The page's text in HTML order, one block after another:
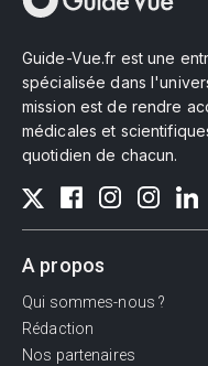
Guide-Vue.fr est une
spécialisée dans
mission est de rendre
médicales et
quotidien de chacun.
A propos
Qui sommes-nous ?
Rédaction
Nos partenaires